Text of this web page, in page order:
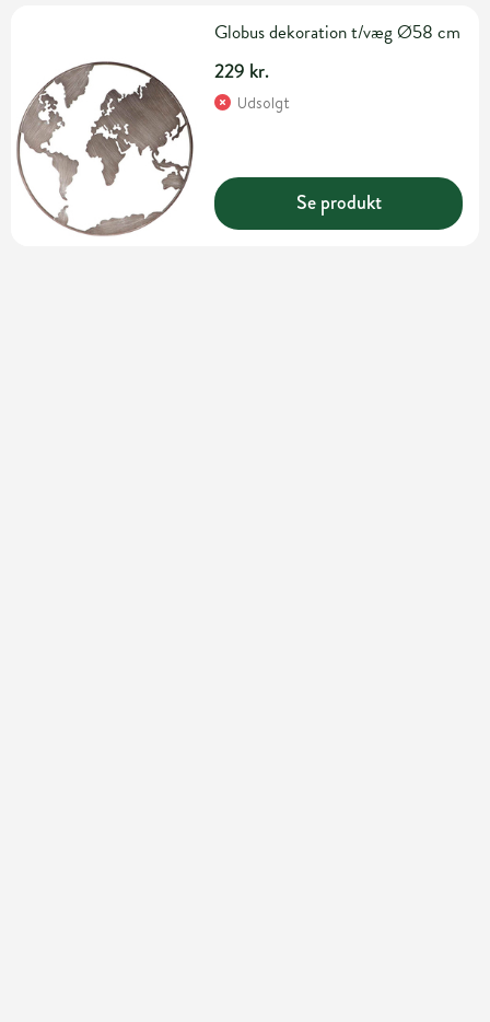
Globus dekoration t/væg Ø58 cm
229 kr.
Udsolgt
Se produkt